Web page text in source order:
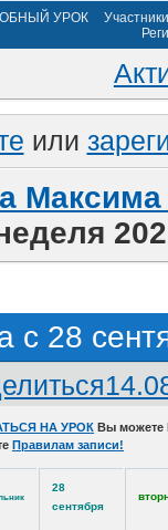
УРОК
Участники
или
с 28
НА УРОК Вы
Правилам записи!
28
сентября